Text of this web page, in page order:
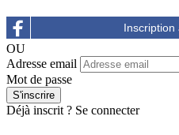
OU
Adresse email
Mot de passe
Déjà inscrit ? Se connecter